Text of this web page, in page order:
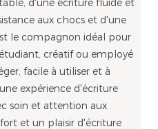
d'une écriture fluide et
aux chocs et d'une
le compagnon idéal pour
créatif ou employé
facile à utiliser et à
expérience d'écriture
soin et attention aux
et un plaisir d'écriture